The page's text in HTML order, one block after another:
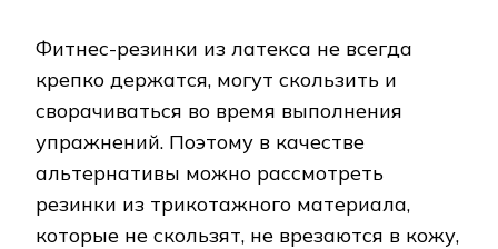
Фитнес-резинки из латекса не всегда
крепко держатся, могут скользить и
сворачиваться во время выполнения
упражнений. Поэтому в качестве
альтернативы можно рассмотреть
резинки из трикотажного материала,
которые не скользят, не врезаются в кожу,